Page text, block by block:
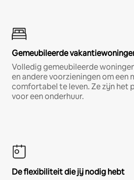
Gemeubileerde
Volledig gemeubileerde
en andere voorzieningen om een
comfortabel te leven. Ze zijn het
voor een onderhuur.
De flexibiliteit die jij nodig hebt